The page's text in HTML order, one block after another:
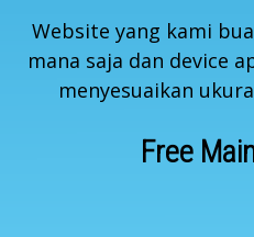
Website yang kami
mana saja dan device
menyesuaikan
Free